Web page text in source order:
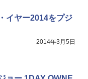
イヤー2014をプジ
2014年3月5日